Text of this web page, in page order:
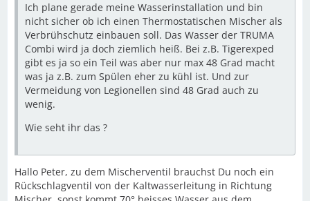
Ich plane gerade meine Wasserinstallation und bin
nicht sicher ob ich einen Thermostatischen Mischer als
Verbrühschutz einbauen soll. Das Wasser der TRUMA
Combi wird ja doch ziemlich heiß. Bei z.B. Tigerexped
gibt es ja so ein Teil was aber nur max 48 Grad macht
was ja z.B. zum Spülen eher zu kühl ist. Und zur
Vermeidung von Legionellen sind 48 Grad auch zu
wenig.
Wie seht ihr das ?
Hallo Peter, zu dem Mischerventil brauchst Du noch ein
Rückschlagventil von der Kaltwasserleitung in Richtung